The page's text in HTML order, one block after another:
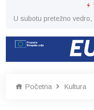
U subotu pretežno
Početna Kultura